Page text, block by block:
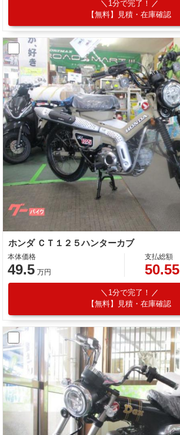
1分で完了！
【無料】見積・在庫確認
ホンダ ＣＴ１２５ハンターカブ
本体価格
49.5 万円
支払総額
50.55
1分で完了！
【無料】見積・在庫確認